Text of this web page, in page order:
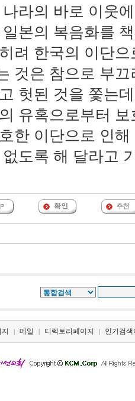
라의 바로 이웃
본의 복음화를
려 한국의 이단
것은 참으로 부
헛된 것을 쫓는
유혹으로부터
한 이단으로 인
도록 해 달라고
| 메일 | 디렉토리페이지 | 인기검색